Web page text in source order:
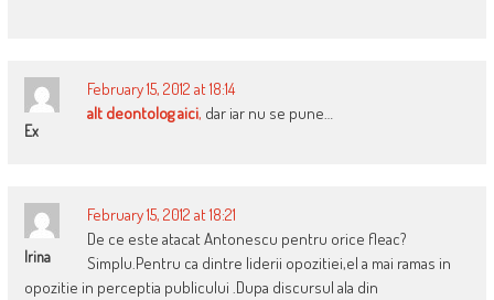
Ex
February 15, 2012 at 18:14
alt deontolog aici, dar iar nu se pune…
Irina
February 15, 2012 at 18:21
De ce este atacat Antonescu pentru orice fleac?
Simplu.Pentru ca dintre liderii opozitiei,el a mai ramas in
opozitie in perceptia publicului .Dupa discursul ala din